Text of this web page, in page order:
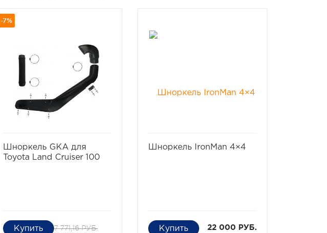
Размеры: 145х105 мм
Нержавейка: 1 мм
-7%
Шноркель GKA для
Toyota Land Cruiser 100
7 771,16 РУБ.
Шноркель IronМan 4×4
22 000 РУБ.